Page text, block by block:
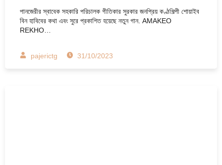
পানজেরীর স্বাবেক সহকারি পরিচালক গীতিকার সুরকার জনপ্রিয় কণ্ঠশিল্পী শোয়াইব
বিন হাবিবের কথা এবং সুরে প্রকাশিত হয়েছে নতুন গান. AMAKEO
REKHO…
pajerictg 31/10/2023